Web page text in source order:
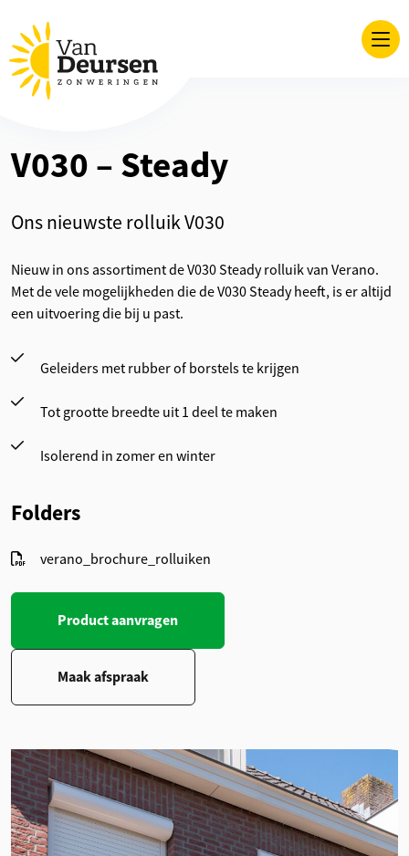
V030 – Steady
Ons nieuwste rolluik V030
Nieuw in ons assortiment de V030 Steady rolluik van Verano.
Met de vele mogelijkheden die de V030 Steady heeft, is er altijd
een uitvoering die bij u past.
Geleiders met rubber of borstels te krijgen
Tot grootte breedte uit 1 deel te maken
Isolerend in zomer en winter
Folders
verano_brochure_rolluiken
Product aanvragen
Maak afspraak